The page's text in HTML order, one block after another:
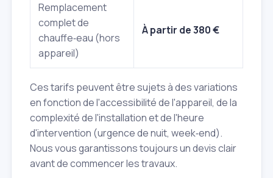
Remplacement
complet de
chauffe‑eau (hors
appareil)
À partir de 380 €
Ces tarifs peuvent être sujets à des variations
en fonction de l'accessibilité de l'appareil, de la
complexité de l'installation et de l'heure
d'intervention (urgence de nuit, week‑end).
Nous vous garantissons toujours un devis clair
avant de commencer les travaux.